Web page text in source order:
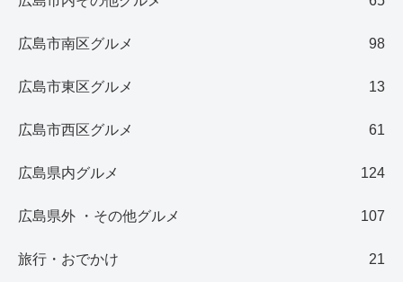
広島市南区グルメ 98
広島市東区グルメ 13
広島市西区グルメ 61
広島県内グルメ 124
広島県外 ・その他グルメ 107
旅行・おでかけ 21